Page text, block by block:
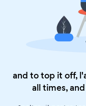
and to top it off,
all times,